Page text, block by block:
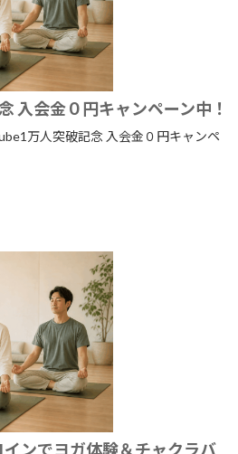
入会金０円キャンペーン中！
万人突破記念 入会金０円キャンペ
ンでヨガ体験＆チャクラバ